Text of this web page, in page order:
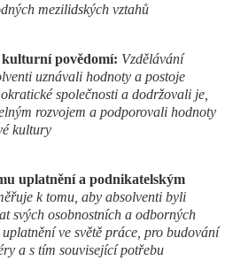
mezilidských vztahů
kulturní povědomí: Vzdělávání
uznávali hodnoty a postoje
společnosti a dodržovali je,
rozvojem a podporovali hodnoty
kultury
uplatnění a podnikatelským
k tomu, aby absolventi byli
svých osobnostních a odborných
ve světě práce, pro budování
a s tím související potřebu